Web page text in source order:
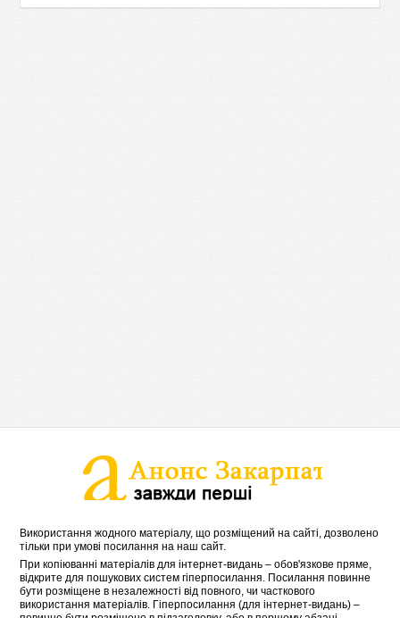
Використання жодного матеріалу, що розміщений на сайті, дозволено
тільки при умові посилання на наш сайт.
При копіюванні матеріалів для інтернет-видань – обов'язкове пряме,
відкрите для пошукових систем гіперпосилання. Посилання повинне
бути розміщене в незалежності від повного, чи часткового
використання матеріалів. Гіперпосилання (для інтернет-видань) –